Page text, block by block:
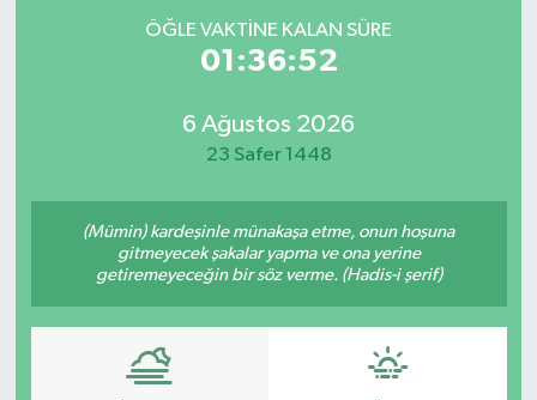
ÖĞLE VAKTINE KALAN SÜRE
01:36:52
6 Ağustos 2026
23 Safer 1448
(Mümin) kardeşinle münakaşa etme, onun hoşuna
gitmeyecek şakalar yapma ve ona yerine
getiremeyeceğin bir söz verme. (Hadis-i şerif)